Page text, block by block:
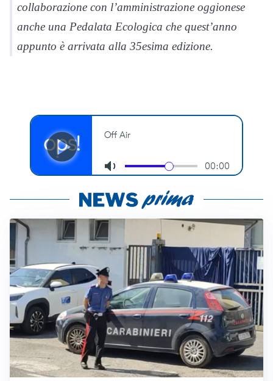
collaborazione con l’amministrazione oggionese
anche una Pedalata Ecologica che quest’anno
appunto è arrivata alla 35esima edizione.